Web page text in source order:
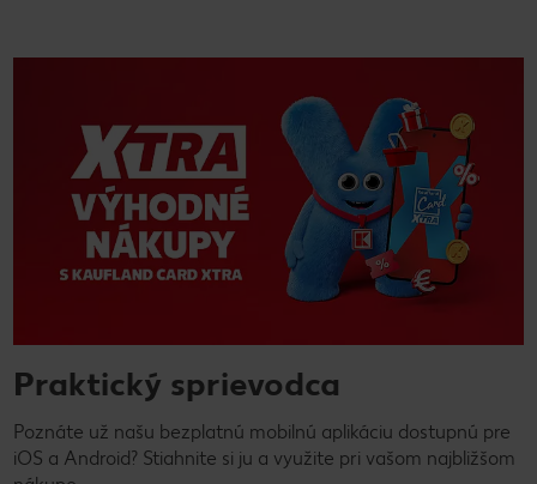
Praktický sprievodca
Poznáte už našu bezplatnú mobilnú aplikáciu dostupnú pre
iOS a Android? Stiahnite si ju a využite pri vašom najbližšom